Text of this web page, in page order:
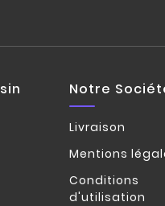
Notre
Livraison
Mentions
Conditions
d'utilisation